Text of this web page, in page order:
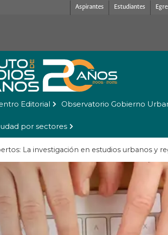
Aspirantes Estudiantes
Editorial Observatorio Gobierno
por sectores
La investigación en estudios urbanos y